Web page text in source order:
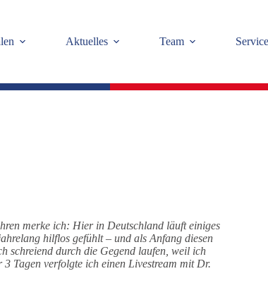
Aktuelles Team Service
merke ich: Hier in Deutschland läuft einiges
hilflos gefühlt – und als Anfang diesen
schreiend durch die Gegend laufen, weil ich
Tagen verfolgte ich einen Livestream mit Dr.